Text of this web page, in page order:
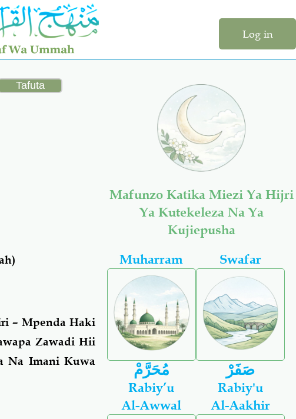
Log in
– Mpenda Haki
Zawadi Hii
Na Imani Kuwa
Mafunzo Katika Miezi Ya Hijri
Ya Kutekeleza Na Ya
Kujiepusha
Muharram
مُحَرَّمْ
Swafar
صَفَرْ
Rabiy’u
Al-Awwal
Rabiy'u
Al-Aakhir